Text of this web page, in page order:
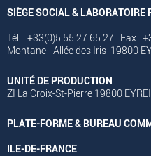
SIÈGE SOCIAL & LABORATOIRE
Tél. : +33(0)5 55 27 65 27 Fax :
Montane - Allée des Iris 19800
UNITÉ DE PRODUCTION
ZI La Croix-St-Pierre 19800
PLATE-FORME & BUREAU
ILE-DE-FRANCE